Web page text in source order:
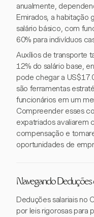
anualmente,
Emirados, a habitação
salário básico, com
60% para indivíduos
Auxílios de transporte
12% do salário base,
pode chegar a
são ferramentas
funcionários em um
Compreender esses
expatriados avaliarem
compensação e
oportunidades de
Navegando Deduções
Deduções salariais no
por leis rigorosas para